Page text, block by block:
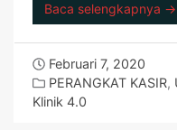
Baca selengkapnya →
Februari 7, 2020
PERANGKAT KASIR,
Klinik 4.0